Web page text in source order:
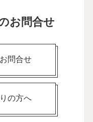
お問合せ
問合せ
の方へ